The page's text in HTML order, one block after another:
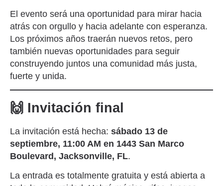
El evento será una oportunidad para mirar hacia
atrás con orgullo y hacia adelante con esperanza.
Los próximos años traerán nuevos retos, pero
también nuevas oportunidades para seguir
construyendo juntos una comunidad más justa,
fuerte y unida.
🙌 Invitación final
La invitación está hecha: sábado 13 de
septiembre, 11:00 AM en 1443 San Marco
Boulevard, Jacksonville, FL.
La entrada es totalmente gratuita y está abierta a